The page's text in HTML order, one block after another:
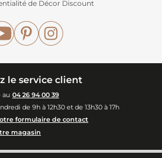
de Décor Discount
YouTubePinterest
le service client
au 04 26 94 00 39
de 9h à 12h30 et de 13h30 à 17h
formulaire de contact
magasin